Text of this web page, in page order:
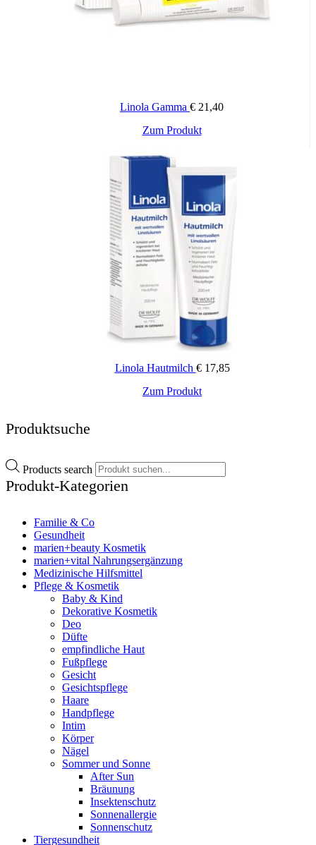
Linola Gamma € 21,40
Zum Produkt
Linola Hautmilch €17,85
Zum Produkt
Produktsuche
Products search
Produkt-Kategorien
Familie & Co
Gesundheit
marien+beauty Kosmetik
marien+vital Nahrungsergänzung
Medizinische Hilfsmittel
Pflege & Kosmetik
Baby & Kind
Dekorative Kosmetik
Deo
Düfte
empfindliche Haut
Fußpflege
Gesicht
Gesichtspflege
Haare
Handpflege
Intim
Körper
Nägel
Sommer und Sonne
After Sun
Bräunung
Insektenschutz
Sonnenallergie
Sonnenschutz
Tiergesundheit